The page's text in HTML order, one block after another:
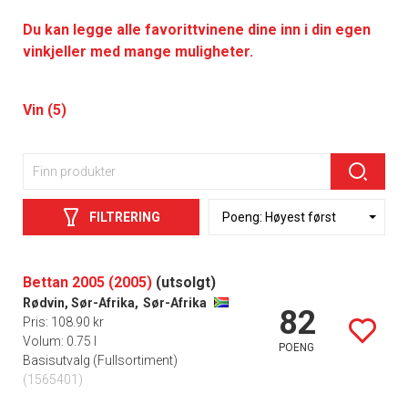
Du kan legge alle favorittvinene dine inn i din egen
vinkjeller med mange muligheter.
Vin (5)
FILTRERING
Bettan 2005 (2005) (utsolgt)
Rødvin, Sør-Afrika, Sør-Afrika
Pris: 108.90 kr
Volum: 0.75 l
Basisutvalg (Fullsortiment)
(1565401)
82
POENG